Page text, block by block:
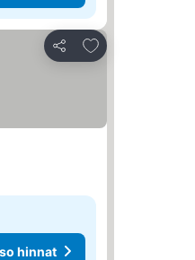
Jaa
Lisää suosikkeihin
hinnat